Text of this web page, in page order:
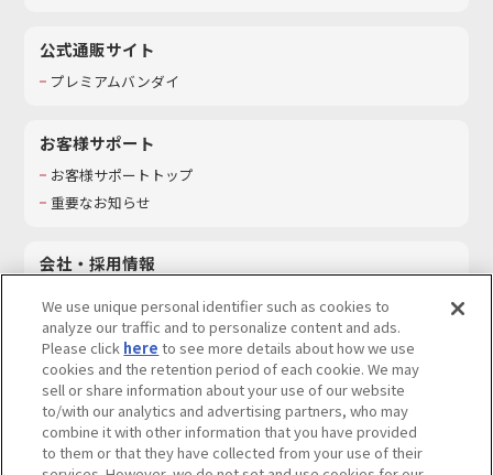
公式通販サイト
プレミアムバンダイ
お客様サポート
お客様サポートトップ
重要なお知らせ
会社・採用情報
採用情報
サステナビリティ
お問い合わせ
We use unique personal identifier such as cookies to
analyze our traffic and to personalize content and ads.
Please click here to see more details about how we use
cookies and the retention period of each cookie. We may
sell or share information about your use of our website
to/with our analytics and advertising partners, who may
combine it with other information that you have provided
to them or that they have collected from your use of their